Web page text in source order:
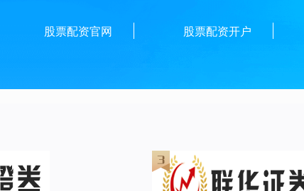
股票配资官网 股票配资开户